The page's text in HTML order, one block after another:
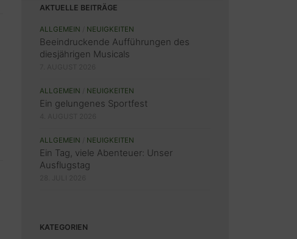
AKTUELLE BEITRÄGE
ALLGEMEIN NEUIGKEITEN
Beeindruckende Aufführungen des
diesjährigen Musicals
ALLGEMEIN NEUIGKEITEN
Ein gelungenes Sportfest
ALLGEMEIN NEUIGKEITEN
Ein Tag, viele Abenteuer: Unser
Ausflugstag
KATEGORIEN